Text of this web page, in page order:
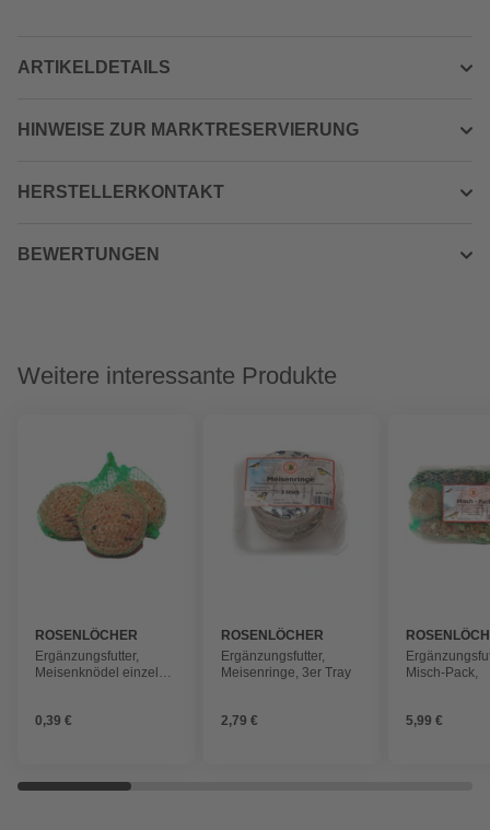
ARTIKELDETAILS
HINWEISE ZUR MARKTRESERVIERUNG
HERSTELLERKONTAKT
BEWERTUNGEN
Weitere interessante Produkte
ROSENLÖCHER
Ergänzungsfutter,
Meisenknödel einzeln
0,39 €
ROSENLÖCHER
Ergänzungsfutter,
Meisenringe, 3er Tray
2,79 €
Misch-Pack,
5,99 €